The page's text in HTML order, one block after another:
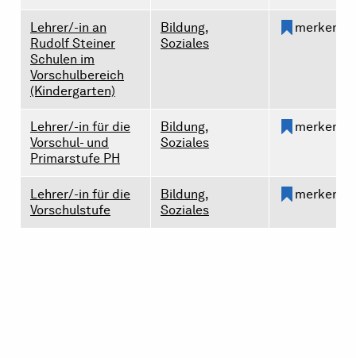
Lehrer/-in an
Rudolf Steiner
Schulen im
Vorschulbereich
(Kindergarten)
Bildung,
Soziales
merken
Lehrer/-in für die
Vorschul- und
Primarstufe PH
Bildung,
Soziales
merken
Lehrer/-in für die
Vorschulstufe
Bildung,
Soziales
merken